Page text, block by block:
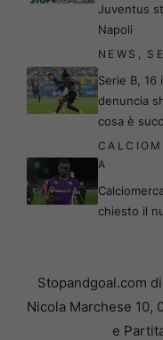
Juventus
Napoli
NEWS
Serie B, 16
denuncia
cosa è
A
chiesto il
Stopandgoal.com
Nicola Marchese 10,
e